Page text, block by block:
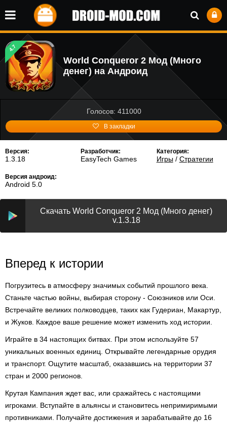
4.7
World Conqueror 2 Мод (Много
денег) на Андроид
Голосов: 411000
В закладки
Версия:
1.3.18
Разработчик:
EasyTech Games
Категория:
Игры/ Стратегии
Версия андроид:
Android 5.0
Скачать World Conqueror 2 Мод (Много денег)
v.1.3.18
Вперед к истории
Погрузитесь в атмосферу значимых событий прошлого века.
Станьте частью войны, выбирая сторону - Союзников или Оси.
Встречайте великих полководцев, таких как Гудериан, Макартур,
и Жуков. Каждое ваше решение может изменить ход истории.
Играйте в 34 настоящих битвах. При этом используйте 57
уникальных военных единиц. Открывайте легендарные орудия
и транспорт. Ощутите масштаб, оказавшись на территории 37
стран и 2000 регионов.
Крутая Кампания ждет вас, или сражайтесь с настоящими
игроками. Вступайте в альянсы и становитесь непримиримыми
противниками. Получайте достижения и зарабатывайте до 16